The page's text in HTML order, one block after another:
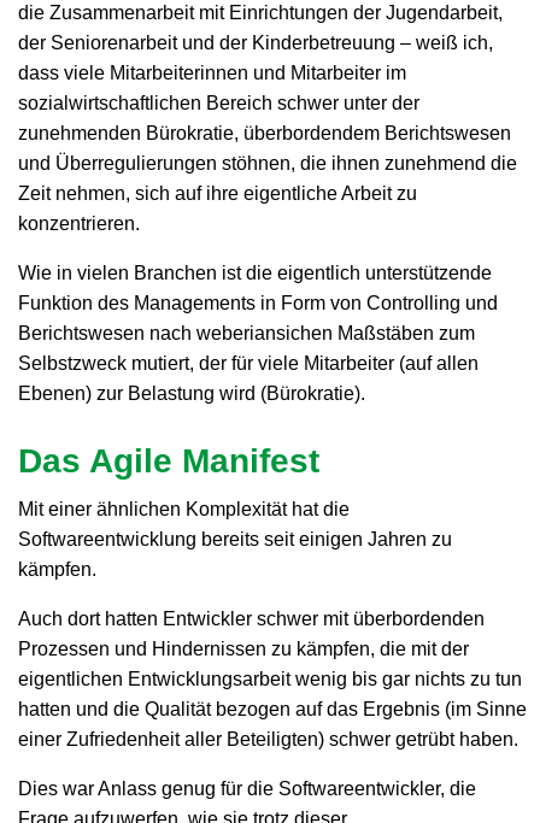
die Zusammenarbeit mit Einrichtungen der Jugendarbeit,
der Seniorenarbeit und der Kinderbetreuung – weiß ich,
dass viele Mitarbeiterinnen und Mitarbeiter im
sozialwirtschaftlichen Bereich schwer unter der
zunehmenden Bürokratie, überbordendem Berichtswesen
und Überregulierungen stöhnen, die ihnen zunehmend die
Zeit nehmen, sich auf ihre eigentliche Arbeit zu
konzentrieren.
Wie in vielen Branchen ist die eigentlich unterstützende
Funktion des Managements in Form von Controlling und
Berichtswesen nach weberiansichen Maßstäben zum
Selbstzweck mutiert, der für viele Mitarbeiter (auf allen
Ebenen) zur Belastung wird (Bürokratie).
Das Agile Manifest
Mit einer ähnlichen Komplexität hat die
Softwareentwicklung bereits seit einigen Jahren zu
kämpfen.
Auch dort hatten Entwickler schwer mit überbordenden
Prozessen und Hindernissen zu kämpfen, die mit der
eigentlichen Entwicklungsarbeit wenig bis gar nichts zu tun
hatten und die Qualität bezogen auf das Ergebnis (im Sinne
einer Zufriedenheit aller Beteiligten) schwer getrübt haben.
Dies war Anlass genug für die Softwareentwickler, die
Frage aufzuwerfen, wie sie trotz dieser